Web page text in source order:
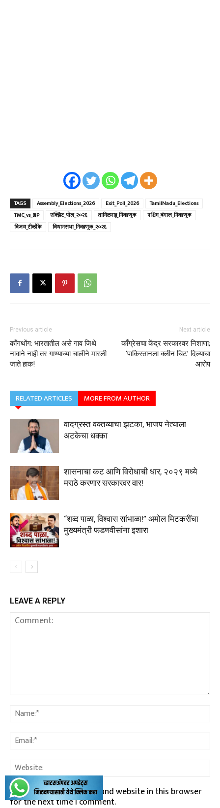
TAGS Assembly_Elections_2026 Exit_Poll_2026
TamilNadu_Elections
TMC_vs_BJP
एक्झिट_पोल_२०२६ तामिळनाडू_निवडणूक
पश्चिम_बंगाल_निवडणूक
विजय_टीव्हीके
विधानसभा_निवडणूक_२०२६
Previous article
काँगथोंग: भारतातील असे गाव जिथे
नावाने नाही तर गाण्याच्या चालीने मारली
जाते हाक!
Next article
काँग्रेसचा केंद्र सरकारवर निशाणा;
‘पाकिस्तानला क्लीन चिट’ दिल्याचा
आरोप
RELATED ARTICLES MORE FROM AUTHOR
वादग्रस्त वक्तव्याचा झटका, भाजप नेत्याला
अटकेचा धक्का
शासनाचा कट आणि विरोधाची धार, २०२९ मध्ये
मराठे करणार सरकारवर वार!
“शब्द पाळा, विश्वास सांभाळा!” अमोल मिटकरींचा
मुख्यमंत्री फडणवीसांना इशारा
LEAVE A REPLY
Save my name, email, and website in this browser
for the next time I comment.